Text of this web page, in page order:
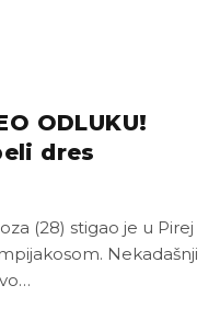
ODLUKU!
dres
(28) stigao je u Pirej
Nekadašnji